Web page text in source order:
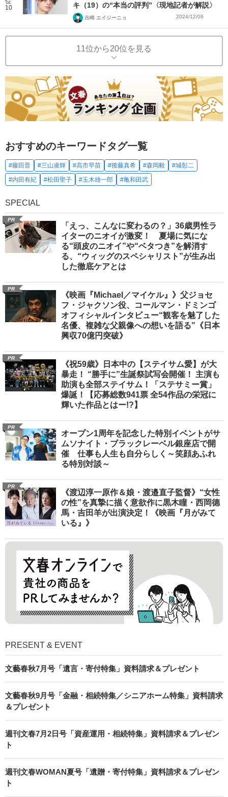
10
キ（19）の“本当の評判”〈現地記者が解説〉
吉崎 エイジーニョ 2024/12/09
11位から20位を見る
おすすめのキーワードタグ一覧
#藤田晋 #三山凌輝 #高市早苗 #後藤真希 #森岡毅
#城彰二
#内田有紀
#松田聖子 #玉木雄一郎 #亀和田武
SPECIAL
PR
「えっ、こんなに変わるの？」36歳男性ラ
イターのニオイが激変！ 夏場に気にな
る“頭皮のニオイ”や“ベタつき”を解消す
る、“ウィッグのスペシャリスト”が生み出
した徹底ケアとは
PR
《映画『Michael／マイケル』》父ジョセ
フ・ジャクソン役、コールマン・ドミンゴ
オフィシャルインタビュー“観客を魅了した
名優、複雑な父親像への想いを語る”《日本
興収70億円突破》
PR
《祝59歳》日本中の【ステイサム愛】が大
暴走！ “勝手に”生誕祭試写会開催！ 主演も
助演も全部ステイサム！「ステサミー賞」
爆誕！【応募総数941票 全54作品の栄冠に
輝いた作品とはー!?】
PR
オープン1周年を記念した特別イベントがサ
ムソナイト・ブラックレーベル銀座店で開
催 仕事も人生も自分らしく～笑顔あふれ
る特別対談～
PR
《渡辺淳一原作＆娘・渡邉直子監督》“女性
の性”を真摯に描く意欲作に黒木瞳・西岡德
馬・吉田羊が出演決定！《映画『月がみて
いる』》
PRESENT & EVENT
文藝春秋7月号「遺言・寄付特集」資料請求＆プレゼント
文藝春秋9月号「金融・相続特集／シニアホーム特集」資料請求
＆プレゼント
週刊文春7月2日号「資産運用・相続特集」資料請求＆プレゼン
ト
週刊文春WOMAN夏号「遺贈・寄付特集」資料請求＆プレゼン
ト